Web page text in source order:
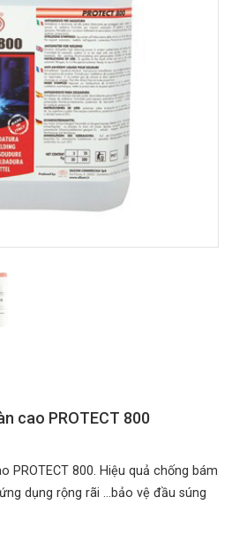
cao PROTECT 800
PROTECT 800. Hiệu quả chống bám
dụng rộng rãi …bảo vệ đầu súng